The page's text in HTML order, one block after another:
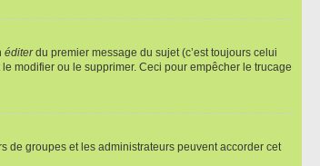
éditerdu premier message du sujet (c’est toujours celui
modifier ou le supprimer. Ceci pour empêcher le trucage
de groupes et les administrateurs peuvent accorder cet